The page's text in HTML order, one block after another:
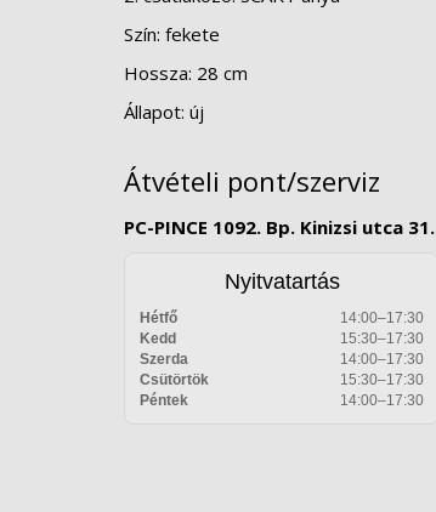
Szín: fekete
Hossza: 28 cm
Állapot: új
Átvételi pont/szerviz
PC-PINCE 1092. Bp. Kinizsi utca 31.
Nyitvatartás
Hétfő
14:00–17:30
Kedd
15:30–17:30
Szerda
14:00–17:30
Csütörtök
15:30–17:30
Péntek
14:00–17:30